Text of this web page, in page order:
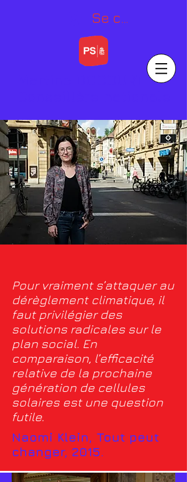
Se connecter
Pour vraiment s’attaquer au
dérèglement climatique, il
faut privilégier des
solutions radicales sur le
plan social. En
comparaison, l’efficacité
relative de la prochaine
génération de cellules
solaires est une question
futile.
Naomi Klein, Tout peut
changer, 2015.